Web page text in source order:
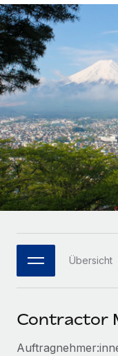
Globales
Freelancer:innen
PEO
Auslagern von
INFRASTRUKTUR
Remote
Nahtlose
Plattform
Integrierte HR-
MCP
Integrationen
Tools
Agile HR- und
Unternehmen
Mittelstand
vergrößern
Enterprise
Globale HR für
PARTNER WERDEN
Flexible
Entdecke die
Informationen
LERNEN MIT
Forschung und
Fallstudien
HR-Glossar
Bibliothek für
Webinare
Events
Newsroom
Nederlands
Français
Deutsch
Español
Italiano
Português
한국어 Übersicht
Contractor